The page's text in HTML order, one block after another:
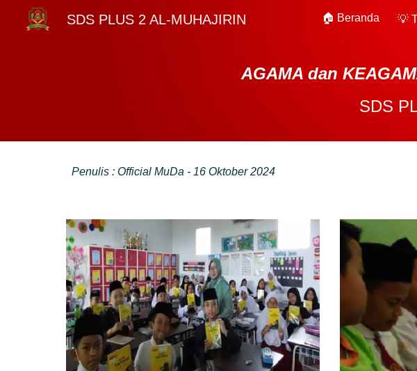
Skip to main content
SDS PLUS 2 AL-MUHAJIRIN 🏠 Beranda 💡
AGAMA dan
SDS
Penulis : Official MuDa - 16 Oktober 2024